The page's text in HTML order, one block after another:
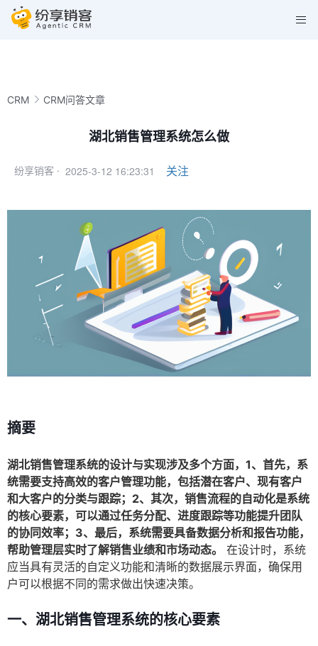
CRM CRM问答文章
湖北销售管理系统怎么做
纷享销客 · 2025-3-12 16:23:31 关注
摘要
湖北销售管理系统的设计与实现涉及多个方面，1、首先，系
统需要支持高效的客户管理功能，包括潜在客户、现有客户
和大客户的分类与跟踪；2、其次，销售流程的自动化是系统
的核心要素，可以通过任务分配、进度跟踪等功能提升团队
的协同效率；3、最后，系统需要具备数据分析和报告功能，
帮助管理层实时了解销售业绩和市场动态。
在设计时，系统
应当具有灵活的自定义功能和清晰的数据展示界面，确保用
户可以根据不同的需求做出快速决策。
一、湖北销售管理系统的核心要素